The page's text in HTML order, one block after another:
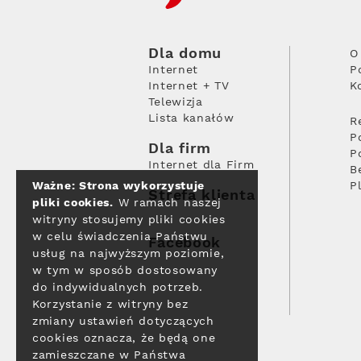
Dla domu
Internet
Internet + TV
Telewizja
Lista kanałów
Dla firm
Internet dla Firm
Strefa klienta
Facebook
Ważne: Strona wykorzystuje
pliki cookies. W ramach naszej
witryny stosujemy pliki cookies
w celu świadczenia Państwu
usług na najwyższym poziomie,
w tym w sposób dostosowany
do indywidualnych potrzeb.
Korzystanie z witryny bez
zmiany ustawień dotyczących
cookies oznacza, że będą one
zamieszczane w Państwa